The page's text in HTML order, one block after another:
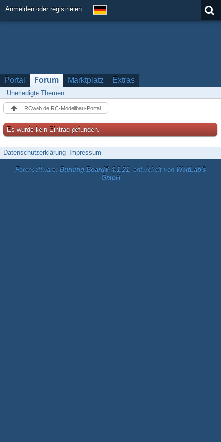
Anmelden oder registrieren
Portal Forum Marktplatz Extras
Unerledigte Themen
RCweb.de RC-Modellbau-Portal
Es wurde kein Eintrag gefunden.
Datenschutzerklärung Impressum
Forensoftware: Burning Board® 4.1.21, entwickelt von WoltLab®
GmbH